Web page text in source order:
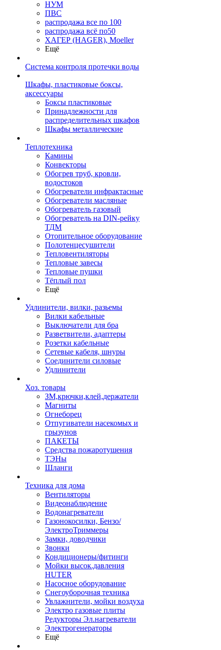
НУМ
ПВС
распродажа все по 100
распродажа всё по50
ХАГЕР (HAGER), Moeller
Ещё
Система контроля протечки воды
Шкафы, пластиковые боксы,
аксессуары
Боксы пластиковые
Принадлежности для
распределительных шкафов
Шкафы металлические
Теплотехника
Камины
Конвекторы
Обогрев труб, кровли,
водостоков
Обогреватели инфрактасные
Обогреватели масляные
Обогреватель газовый
Обогреватель на DIN-рейку
ТДМ
Отопительное оборудование
Полотенцесушители
Тепловентиляторы
Тепловые завесы
Тепловые пушки
Тёплый пол
Ещё
Удлинители, вилки, разьемы
Вилки кабельные
Выключатели для бра
Разветвители, адаптеры
Розетки кабельные
Сетевые кабеля, шнуры
Соединители силовые
Удлинители
Хоз. товары
ЗМ,крючки,клей,держатели
Магниты
Огнеборец
Отпугиватели насекомых и
грызунов
ПАКЕТЫ
Средства пожаротушения
ТЭНы
Шланги
Техника для дома
Вентиляторы
Видеонаблюдение
Водонагреватели
Газонокосилки, Бензо/
ЭлектроТриммеры
Замки, доводчики
Звонки
Кондиционеры/фитинги
Мойки высок.давления
HUTER
Насосное оборудование
Снегоуборочная техника
Увлажнители, мойки воздуха
Электро газовые плиты
Редукторы Эл.нагреватели
Электрогенераторы
Ещё